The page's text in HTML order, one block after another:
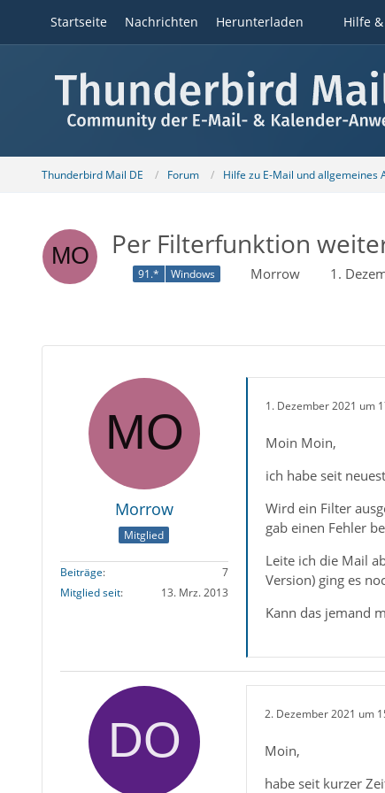
Startseite Nachrichten Herunterladen Hilfe
Thunderbird Mail DE Forum Hilfe zu E-Mail und allgemeines
Per Filterfunktion
91.* Windows Morrow 1.
Morrow
Mitglied
Beiträge
7
Mitglied seit
13. Mrz. 2013
1. Dezember 2021 um
Moin Moin,
ich habe seit
Wird ein Filter
gab einen Fehler
Leite ich die Mail
Version) ging es
Kann das jemand
2. Dezember 2021 um
Moin,
habe seit kurzer